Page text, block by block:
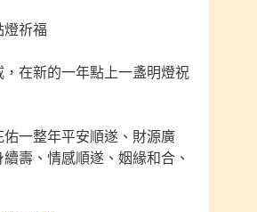
燈祈福
在新的一年點上一盞明燈祝
一整年平安順遂、財源廣
壽、情感順遂、姻緣和合、